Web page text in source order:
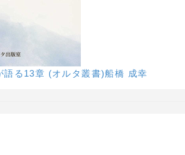
語る13章 (オルタ叢書)船橋 成幸